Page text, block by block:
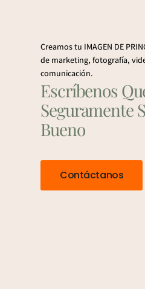
Creamos tu IMAGEN DE
de marketing, fotografía,
comunicación.
Escríbenos
Seguramente
Bueno
Contáctanos